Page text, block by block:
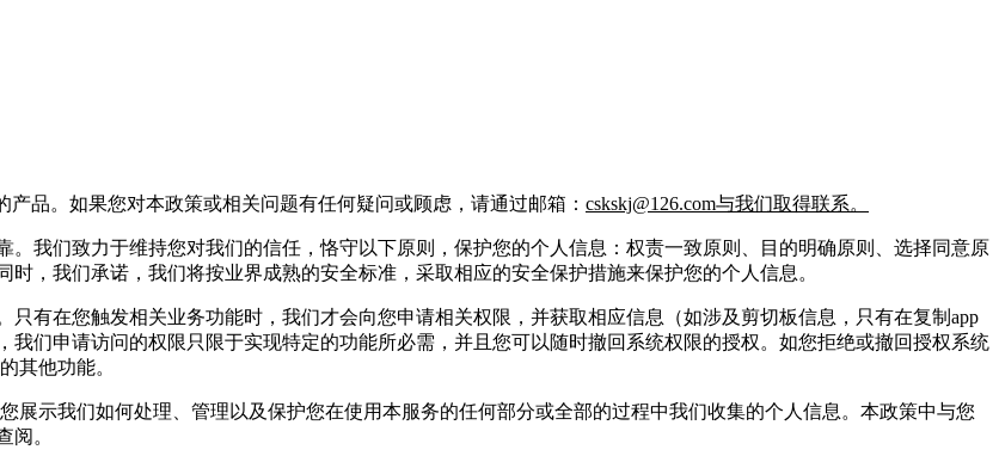
品。如果您对本政策或相关问题有任何疑问或顾虑，请通过邮箱： cskskj@126.com与我们取得联系。
我们致力于维持您对我们的信任，恪守以下原则，保护您的个人信息：权责一致原则、目的明确原则、选择同意原
，我们承诺，我们将按业界成熟的安全标准，采取相应的安全保护措施来保护您的个人信息。
有在您触发相关业务功能时，我们才会向您申请相关权限，并获取相应信息（如涉及剪切板信息，只有在复制app
们申请访问的权限只限于实现特定的功能所必需，并且您可以随时撤回系统权限的授权。如您拒绝或撤回授权系统
其他功能。
展示我们如何处理、管理以及保护您在使用本服务的任何部分或全部的过程中我们收集的个人信息。本政策中与您
阅。